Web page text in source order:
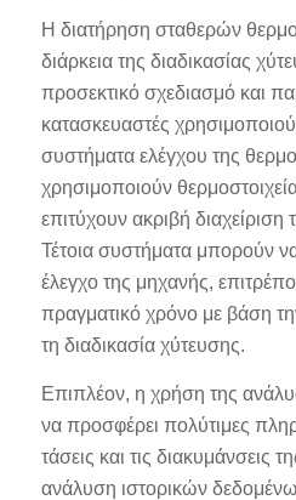
Η διατήρηση σταθερών
διάρκεια της διαδικασίας
προσεκτικό σχεδιασμό και
κατασκευαστές
συστήματα ελέγχου της
χρησιμοποιούν
επιτύχουν ακριβή διαχείριση
Τέτοια συστήματα μπορούν
έλεγχο της μηχανής,
πραγματικό χρόνο με βάση
τη διαδικασία χύτευσης.
Επιπλέον, η χρήση της
να προσφέρει πολύτιμες
τάσεις και τις διακυμάνσεις
ανάλυση ιστορικών